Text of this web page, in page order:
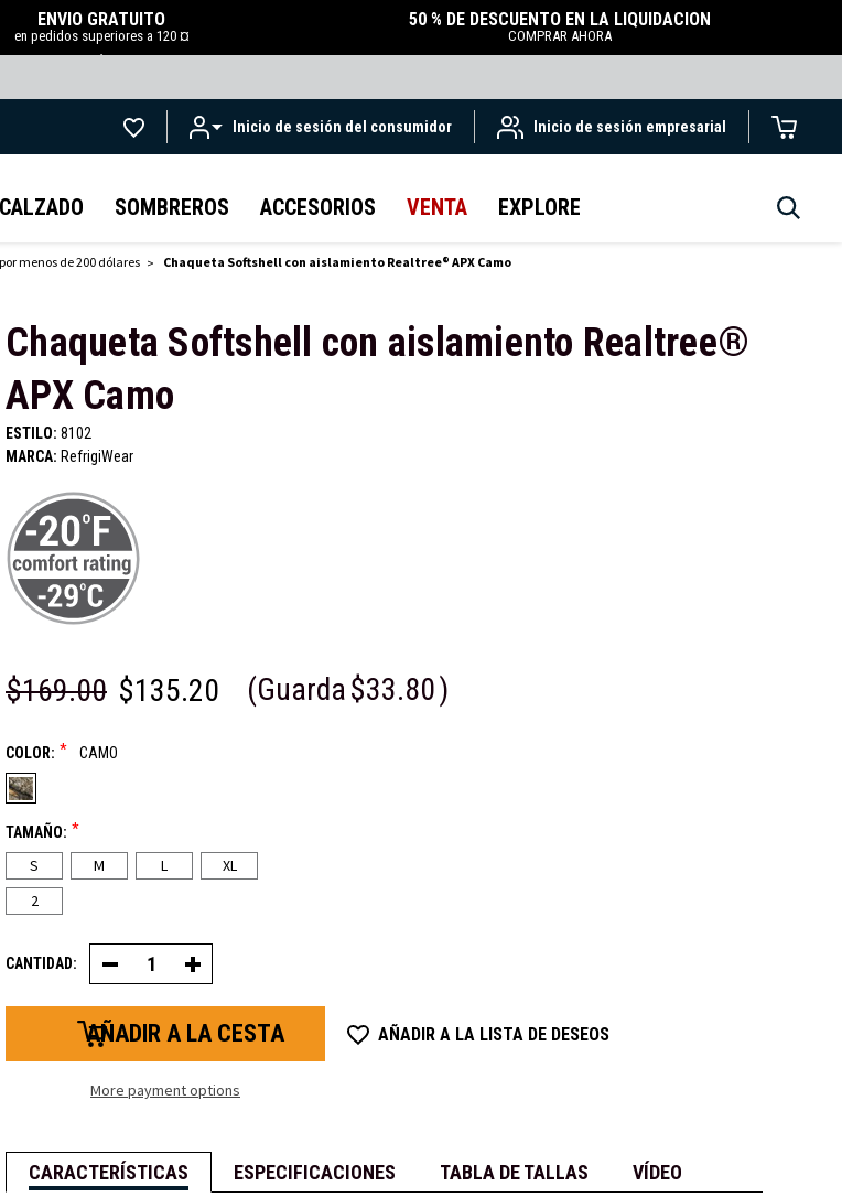
ENVÍO GRATUITO
en pedidos superiores a 120 ¤
.
50 % DE DESCUENTO EN LA LIQUIDACIÓN
COMPRAR AHORA
Inicio de sesión del consumidor Inicio de sesión empresarial
CALZADO SOMBREROS ACCESORIOS VENTA EXPLORE
menos de 200 dólares Chaqueta Softshell con aislamiento Realtree® APX Camo
Chaqueta Softshell con aislamiento Realtree®
APX Camo
ESTILO: 8102
MARCA: RefrigiWear
$169.00 $135.20 (Guarda$33.80)
COLOR: * CAMO
TAMAÑO: *
S M L
XL
2
CANTIDAD: Disminuir
la
cantidad
de
Realtree®
Camo
Softshell
Aumentar
la
cantidad
Realtree®
Camo
Softshell
More payment options
AÑADIR A LA LISTA DE DESEOS
CARACTERÍSTICAS ESPECIFICACIONES TABLA DE TALLAS VÍDEO